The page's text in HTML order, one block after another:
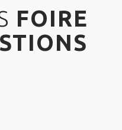
FOIRE